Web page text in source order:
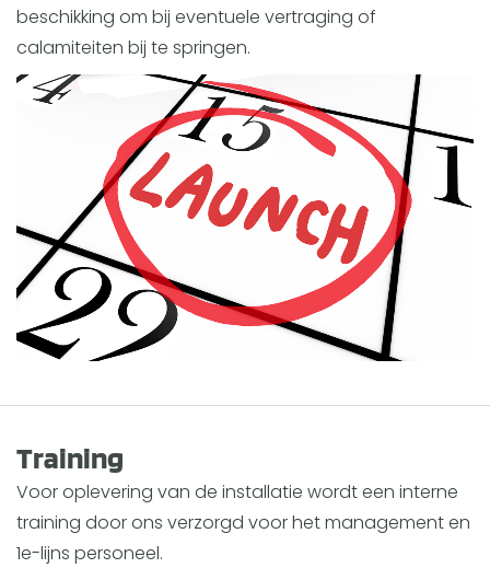
beschikking om bij eventuele vertraging of
calamiteiten bij te springen.
Training
Voor oplevering van de installatie wordt een interne
training door ons verzorgd voor het management en
1e-lijns personeel.